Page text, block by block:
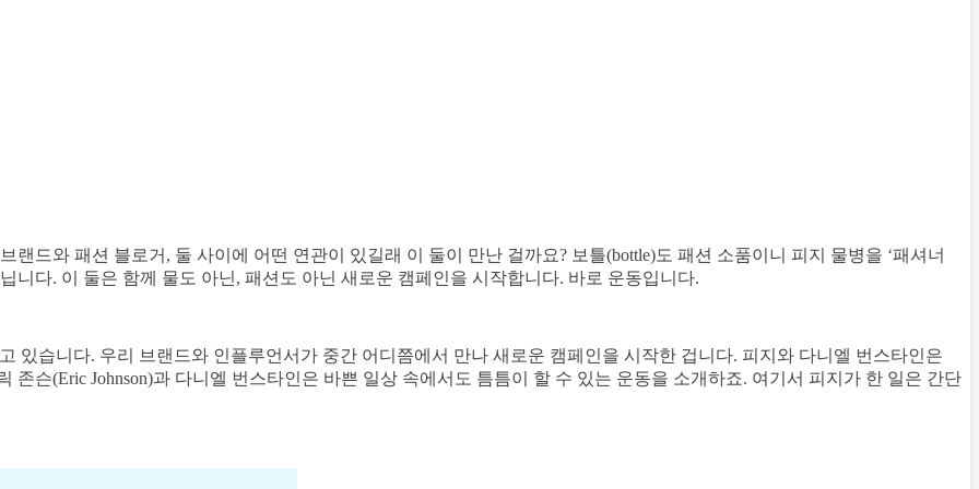
드와 패션 블로거, 둘 사이에 어떤 연관이 있길래 이 둘이 만난 걸까요? 보틀(bottle)도 패션 소품이니 피지 물병을 ‘패셔너
니다. 이 둘은 함께 물도 아닌, 패션도 아닌 새로운 캠페인을 시작합니다. 바로 운동입니다.
있습니다. 우리 브랜드와 인플루언서가 중간 어디쯤에서 만나 새로운 캠페인을 시작한 겁니다. 피지와 다니엘 번스타인은
존슨(Eric Johnson)과 다니엘 번스타인은 바쁜 일상 속에서도 틈틈이 할 수 있는 운동을 소개하죠. 여기서 피지가 한 일은 간단